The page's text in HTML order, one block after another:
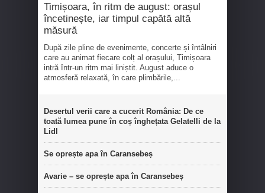
Timișoara, în ritm de august: orașul
încetinește, iar timpul capătă altă
măsură
După zile pline de evenimente, concerte și întâlniri
care au animat fiecare colț al orașului, Timișoara
intră într-un ritm mai liniștit. August aduce o
atmosferă relaxată, în care plimbările,...
Desertul verii care a cucerit România: De ce
toată lumea pune în coș înghețata Gelatelli de la
Lidl
Se oprește apa în Caransebeș
Avarie – se oprește apa în Caransebeș